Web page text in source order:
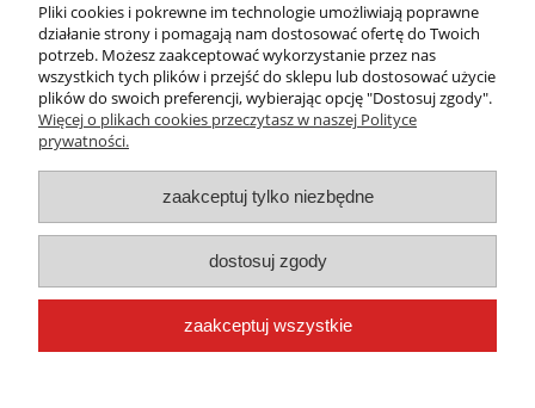
Warunki zakupów
Moje konto
Płatności i dostawa
Informacje
Pliki cookies i pokrewne im technologie umożliwiają poprawne
działanie strony i pomagają nam dostosować ofertę do Twoich
potrzeb. Możesz zaakceptować wykorzystanie przez nas
wszystkich tych plików i przejść do sklepu lub dostosować użycie
plików do swoich preferencji, wybierając opcję "Dostosuj zgody".
Więcej o plikach cookies przeczytasz w naszej Polityce
prywatności.
zaakceptuj tylko niezbędne
dostosuj zgody
zaakceptuj wszystkie